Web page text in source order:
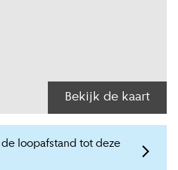
Bekijk de kaart
loopafstand tot deze